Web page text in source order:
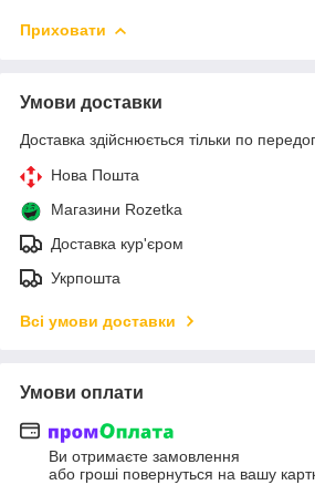
Приховати
Умови доставки
Доставка здійснюється тільки по
Нова Пошта
Магазини Rozetka
Доставка кур'єром
Укрпошта
Всі умови доставки
Умови оплати
Ви отримаєте замовлення
або гроші повернуться на вашу